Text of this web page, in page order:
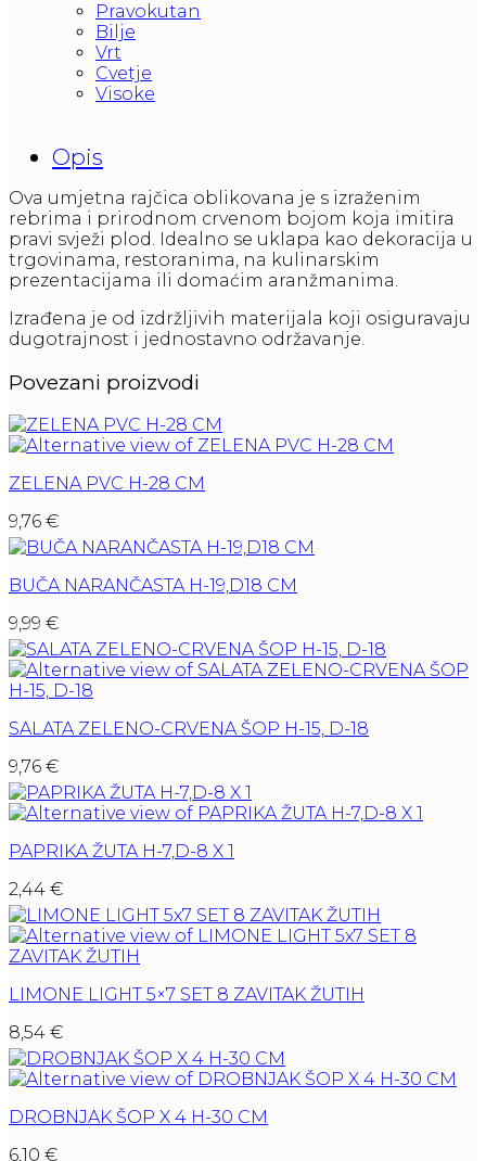
Pravokutan
Bilje
Vrt
Cvetje
Visoke
Opis
Ova umjetna rajčica oblikovana je s izraženim
rebrima i prirodnom crvenom bojom koja imitira
pravi svježi plod. Idealno se uklapa kao dekoracija u
trgovinama, restoranima, na kulinarskim
prezentacijama ili domaćim aranžmanima.
Izrađena je od izdržljivih materijala koji osiguravaju
dugotrajnost i jednostavno održavanje.
Povezani proizvodi
ZELENA PVC H-28 CM
9,76 €
BUČA NARANČASTA H-19,D18 CM
9,99 €
SALATA ZELENO-CRVENA ŠOP H-15, D-18
9,76 €
PAPRIKA ŽUTA H-7,D-8 X 1
2,44 €
LIMONE LIGHT 5×7 SET 8 ZAVITAK ŽUTIH
8,54 €
DROBNJAK ŠOP X 4 H-30 CM
6,10 €